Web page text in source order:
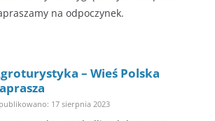
na odpoczynek.
– Wieś Polska
17 sierpnia 2023